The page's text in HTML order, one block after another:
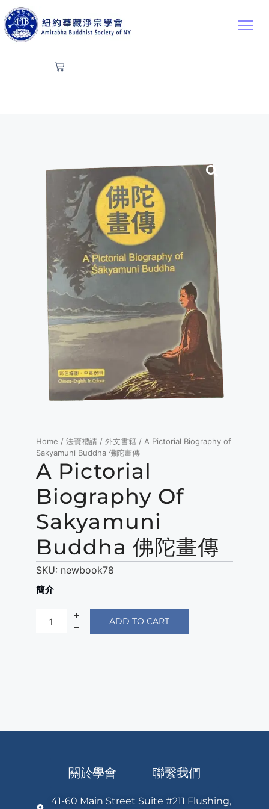
Home / 法寶禮請 / 外文書籍 / A Pictorial Biography of
Sakyamuni Buddha 佛陀畫傳
A Pictorial
Biography Of
Sakyamuni
Buddha 佛陀畫傳
SKU: newbook78
簡介
ADD TO CART
關於學會 聯繫我們
41-60 Main Street Suite #211 Flushing,